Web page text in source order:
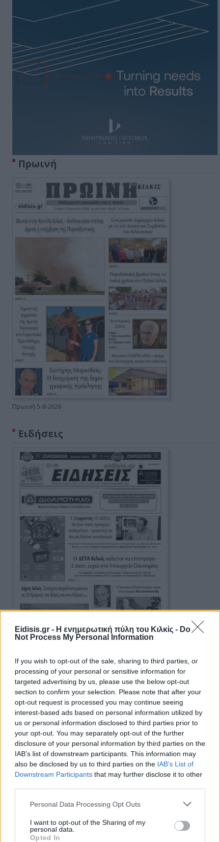
Eidisis.gr - Η ενημερωτική πύλη του Κιλκίς - Do
Not Process My Personal Information
If you wish to opt-out of the sale, sharing to third parties, or
processing of your personal or sensitive information for
targeted advertising by us, please use the below opt-out
section to confirm your selection. Please note that after your
opt-out request is processed you may continue seeing
interest-based ads based on personal information utilized by
us or personal information disclosed to third parties prior to
your opt-out. You may separately opt-out of the further
disclosure of your personal information by third parties on the
IAB’s list of downstream participants. This information may
also be disclosed by us to third parties on the IAB’s List of
Downstream Participants that may further disclose it to other
Personal Data Processing Opt Outs
I want to opt-out of the Sharing of my
personal data.
Opted In
Πρωινή
Πρωινή 5-8-2026
Ειδήσεις
Ειδήσεις 5-8-2026